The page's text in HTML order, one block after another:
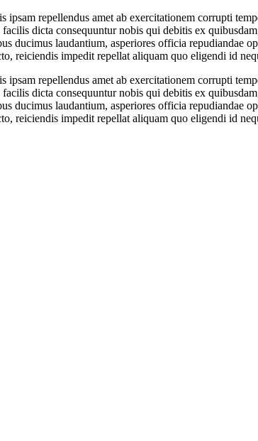
ipsam repellendus amet ab exercitationem corrupti
dicta consequuntur nobis qui debitis ex
ducimus laudantium, asperiores officia repudiandae
reiciendis impedit repellat aliquam quo eligendi id
ipsam repellendus amet ab exercitationem corrupti
dicta consequuntur nobis qui debitis ex
ducimus laudantium, asperiores officia repudiandae
reiciendis impedit repellat aliquam quo eligendi id